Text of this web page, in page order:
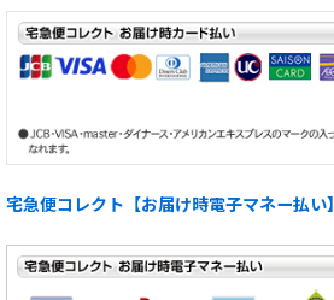
宅急便コレクト【お届け時電子マネー払い】